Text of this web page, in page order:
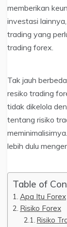
memberikan
investasi
trading yang
trading forex.
Tak jauh
resiko trading
tidak dikelola
tentang risiko
lebih dulu
Table of
Apa Itu Forex
Risiko Forex
Risiko